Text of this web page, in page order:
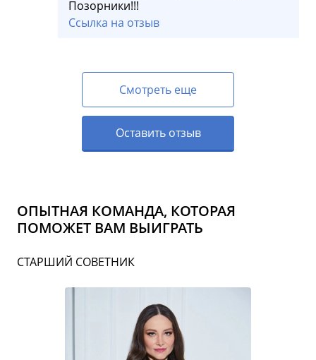
Позорники!!!
Ссылка на отзыв
Смотреть еще
Оставить отзыв
ОПЫТНАЯ КОМАНДА, КОТОРАЯ
ПОМОЖЕТ ВАМ ВЫИГРАТЬ
СТАРШИЙ СОВЕТНИК